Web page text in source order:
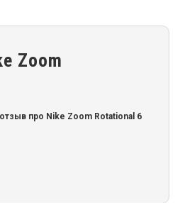
Zoom
про Nike Zoom Rotational 6